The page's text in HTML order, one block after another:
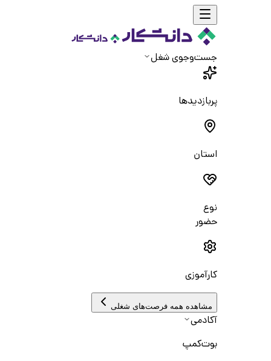
جست‌و‌جوی شغل
پربازدیدها
استان
نوع
حضور
کارآموزی
مشاهده همه فرصت‌های شغلی
آکادمی
بوت‌کمپ